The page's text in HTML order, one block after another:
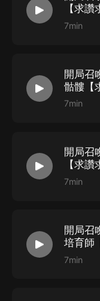
【求讚
7min
開局召
骷髏【
7min
開局召
【求讚
7min
開局召
培育師
7min